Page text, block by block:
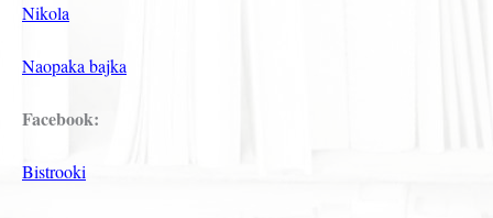
Nikola
Naopaka bajka
Facebook:
Bistrooki